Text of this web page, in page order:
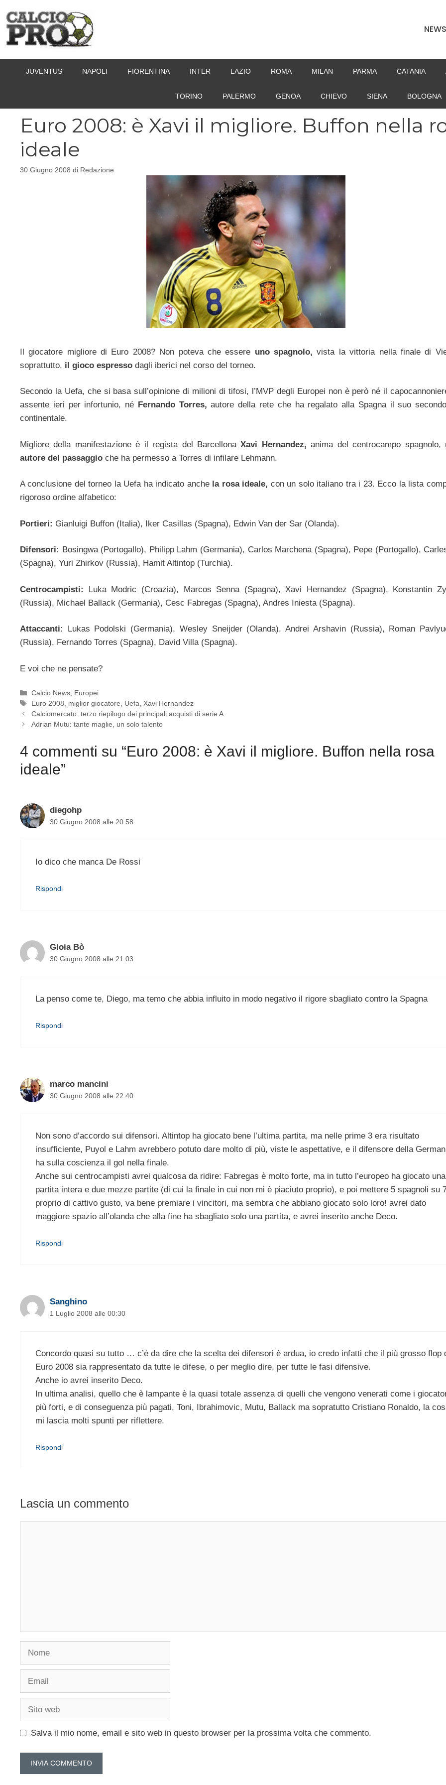
contenuto
NEWS
JUVENTUS NAPOLI FIORENTINA INTER LAZIO ROMA MILAN PARMA CATANIA
TORINO PALERMO GENOA CHIEVO SIENA BOLOGNA
Euro 2008: è Xavi il migliore. Buffon nella
ideale
30 Giugno 2008 di Redazione
Il giocatore migliore di Euro 2008? Non poteva che essere uno spagnolo, vista la vittoria nella finale di
soprattutto, il gioco espresso dagli iberici nel corso del torneo.
Secondo la Uefa, che si basa sull’opinione di milioni di tifosi, l’MVP degli Europei non è però né il
assente ieri per infortunio, né Fernando Torres,autore della rete che ha regalato alla Spagna il suo
continentale.
Migliore della manifestazione è il regista del BarcellonaXavi Hernandez, anima del centrocampo spagnolo,
autore del passaggio che ha permesso a Torres di infilare Lehmann.
A conclusione del torneo la Uefa ha indicato anche la rosa ideale, con un solo italiano tra i 23. Ecco la lista
rigoroso ordine alfabetico:
Portieri: Gianluigi Buffon (Italia), Iker Casillas (Spagna), Edwin Van der Sar (Olanda).
Difensori: Bosingwa (Portogallo), Philipp Lahm (Germania), Carlos Marchena (Spagna), Pepe (Portogallo),
(Spagna), Yuri Zhirkov (Russia), Hamit Altintop (Turchia).
Centrocampisti:
Luka Modric (Croazia), Marcos Senna (Spagna), Xavi Hernandez (Spagna), Konstantin
(Russia), Michael Ballack (Germania), Cesc Fabregas (Spagna), Andres Iniesta (Spagna).
Attaccanti:
Lukas Podolski (Germania), Wesley Sneijder (Olanda), Andrei Arshavin (Russia), Roman
(Russia), Fernando Torres (Spagna), David Villa (Spagna).
E voi che ne pensate?
Categorie
Calcio News, Europei
Tag
Euro 2008, miglior giocatore, Uefa,Xavi Hernandez
Calciomercato: terzo riepilogo dei principali acquisti di serie A
Adrian Mutu: tante maglie, un solo talento
4 commenti su “Euro 2008: è Xavi il migliore. Buffon nella rosa
ideale”
diegohp
30 Giugno 2008 alle 20:58
Io dico che manca De Rossi
Rispondi
Gioia Bò
30 Giugno 2008 alle 21:03
La penso come te, Diego, ma temo che abbia influito in modo negativo il rigore sbagliato contro la Spagna
Rispondi
marco mancini
30 Giugno 2008 alle 22:40
Non sono d’accordo sui difensori. Altintop ha giocato bene l’ultima partita, ma nelle prime 3 era risultato
insufficiente, Puyol e Lahm avrebbero potuto dare molto di più, viste le aspettative, e il difensore della
ha sulla coscienza il gol nella finale.
Anche sui centrocampisti avrei qualcosa da ridire: Fabregas è molto forte, ma in tutto l’europeo ha giocato una
partita intera e due mezze partite (di cui la finale in cui non mi è piaciuto proprio), e poi mettere 5 spagnoli su
proprio di cattivo gusto, va bene premiare i vincitori, ma sembra che abbiano giocato solo loro! avrei dato
maggiore spazio all’olanda che alla fine ha sbagliato solo una partita, e avrei inserito anche Deco.
Rispondi
Sanghino
1 Luglio 2008 alle 00:30
Concordo quasi su tutto … c’è da dire che la scelta dei difensori è ardua, io credo infatti che il più grosso flop
Euro 2008 sia rappresentato da tutte le difese, o per meglio dire, per tutte le fasi difensive.
Anche io avrei inserito Deco.
In ultima analisi, quello che è lampante è la quasi totale assenza di quelli che vengono venerati come i
più forti, e di conseguenza più pagati, Toni, Ibrahimovic, Mutu, Ballack ma sopratutto Cristiano Ronaldo, la
mi lascia molti spunti per riflettere.
Rispondi
Lascia un commento
Nome
Email
Sito
Salva il mio nome, email e sito web in questo browser per la prossima volta che commento.